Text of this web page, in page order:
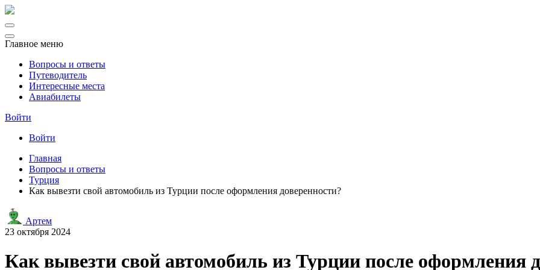
Главное меню
Вопросы и ответы
Путеводитель
Интересные места
Авиабилеты
Войти
Войти
Главная
Вопросы и ответы
Турция
Как вывезти свой автомобиль из Турции после оформления доверенности?
Артем
23 октября 2024
Как вывезти свой автомобиль из Турции после оформления